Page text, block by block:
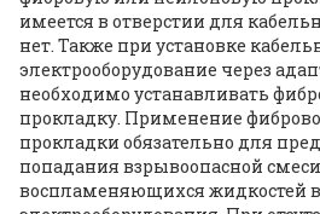
имеется в отверстии для
нет. Также при установке
электрооборудование через
необходимо устанавливать
прокладку. Применение
прокладки обязательно для
попадания взрывоопасной
воспламеняющихся жидкостей